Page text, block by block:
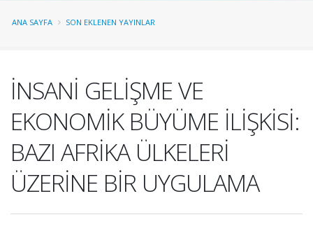
ANA SAYFA SON EKLENEN YAYINLAR
İNSANİ GELİŞME VE
EKONOMİK BÜYÜME İLİŞKİSİ:
BAZI AFRİKA ÜLKELERİ
ÜZERİNE BİR UYGULAMA